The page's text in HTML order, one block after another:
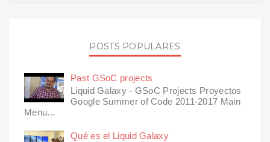
POSTS POPULARES
Past GSoC projects
Liquid Galaxy - GSoC Projects Proyectos
Google Summer of Code 2011-2017 Main
Menu...
Qué es el Liquid Galaxy